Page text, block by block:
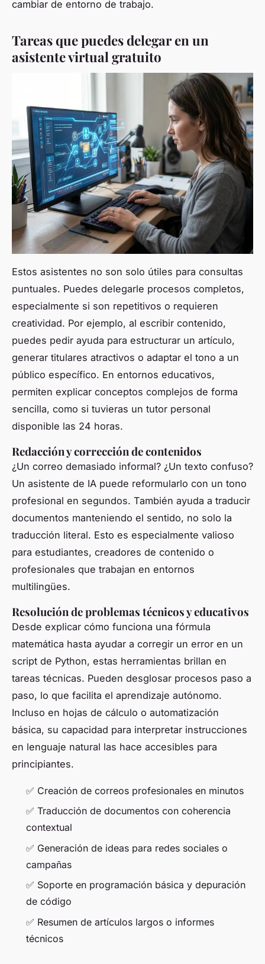
cambiar de entorno de trabajo.
Tareas que puedes delegar en un
asistente virtual gratuito
Estos asistentes no son solo útiles para consultas
puntuales. Puedes delegarle procesos completos,
especialmente si son repetitivos o requieren
creatividad. Por ejemplo, al escribir contenido,
puedes pedir ayuda para estructurar un artículo,
generar titulares atractivos o adaptar el tono a un
público específico. En entornos educativos,
permiten explicar conceptos complejos de forma
sencilla, como si tuvieras un tutor personal
disponible las 24 horas.
Redacción y corrección de contenidos
¿Un correo demasiado informal? ¿Un texto confuso?
Un asistente de IA puede reformularlo con un tono
profesional en segundos. También ayuda a traducir
documentos manteniendo el sentido, no solo la
traducción literal. Esto es especialmente valioso
para estudiantes, creadores de contenido o
profesionales que trabajan en entornos
multilingües.
Resolución de problemas técnicos y educativos
Desde explicar cómo funciona una fórmula
matemática hasta ayudar a corregir un error en un
script de Python, estas herramientas brillan en
tareas técnicas. Pueden desglosar procesos paso a
paso, lo que facilita el aprendizaje autónomo.
Incluso en hojas de cálculo o automatización
básica, su capacidad para interpretar instrucciones
en lenguaje natural las hace accesibles para
principiantes.
✅ Creación de correos profesionales en minutos
✅ Traducción de documentos con coherencia
contextual
✅ Generación de ideas para redes sociales o
campañas
✅ Soporte en programación básica y depuración
de código
✅ Resumen de artículos largos o informes
técnicos